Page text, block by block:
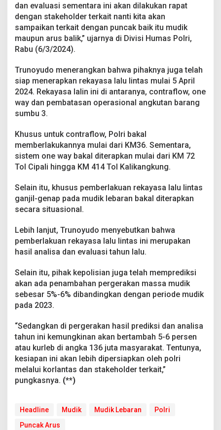
A
p
r
i
l
2
2
dan evaluasi sementara ini akan dilakukan rapat
dengan stakeholder terkait nanti kita akan
sampaikan terkait dengan puncak baik itu mudik
maupun arus balik,” ujarnya di Divisi Humas Polri,
Rabu (6/3/2024).
Trunoyudo menerangkan bahwa pihaknya juga telah
siap menerapkan rekayasa lalu lintas mulai 5 April
2024. Rekayasa lalin ini di antaranya, contraflow, one
way dan pembatasan operasional angkutan barang
sumbu 3.
Khusus untuk contraflow, Polri bakal
memberlakukannya mulai dari KM36. Sementara,
sistem one way bakal diterapkan mulai dari KM 72
Tol Cipali hingga KM 414 Tol Kalikangkung.
Selain itu, khusus pemberlakuan rekayasa lalu lintas
ganjil-genap pada mudik lebaran bakal diterapkan
secara situasional.
Lebih lanjut, Trunoyudo menyebutkan bahwa
pemberlakuan rekayasa lalu lintas ini merupakan
hasil analisa dan evaluasi tahun lalu.
Selain itu, pihak kepolisian juga telah memprediksi
akan ada penambahan pergerakan massa mudik
sebesar 5%-6% dibandingkan dengan periode mudik
pada 2023.
“Sedangkan di pergerakan hasil prediksi dan analisa
tahun ini kemungkinan akan bertambah 5-6 persen
atau kurleb di angka 136 juta masyarakat. Tentunya,
kesiapan ini akan lebih dipersiapkan oleh polri
melalui korlantas dan stakeholder terkait,”
pungkasnya. (**)
Headline Mudik Mudik Lebaran
Polri
Puncak Arus